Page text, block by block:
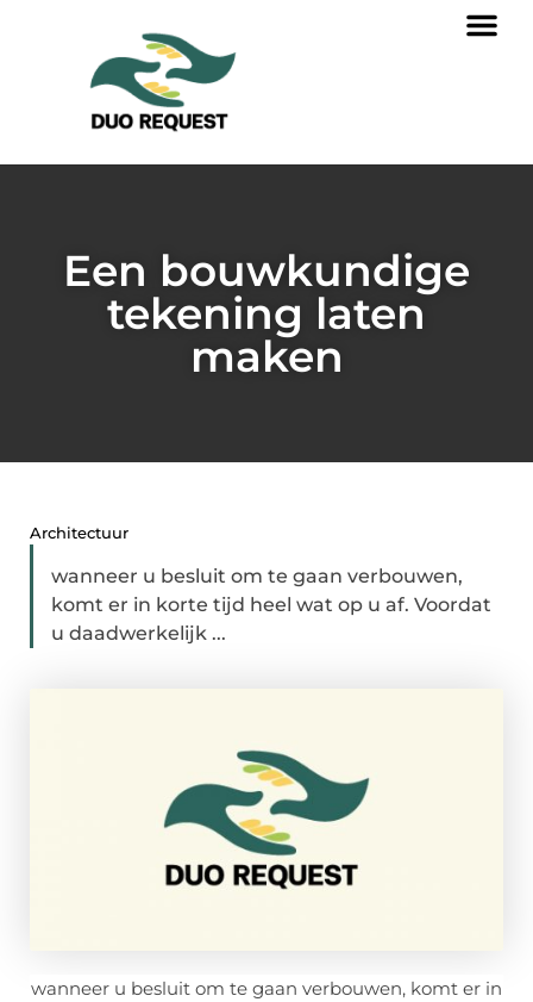
Een bouwkundige
tekening laten
maken
Architectuur
wanneer u besluit om te gaan verbouwen,
komt er in korte tijd heel wat op u af. Voordat
u daadwerkelijk ...
wanneer u besluit om te gaan verbouwen, komt er in